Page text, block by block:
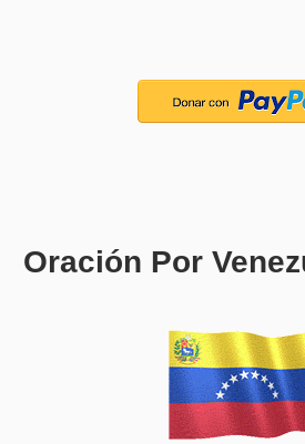
Oración Por